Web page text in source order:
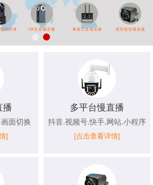
播
面切换
]
多平台慢直播
抖音.视频号.快手.网站.小程序
[点击查看详情]